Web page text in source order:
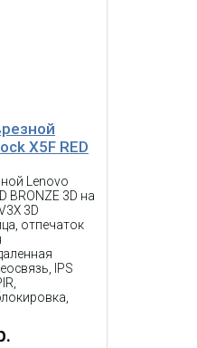
Lenovo
BRONZE 3D
SEV3X 3D
удаленная
IPS
X5F RED
Lenovo
BRONZE 3D на
3D
отпечаток
IPS